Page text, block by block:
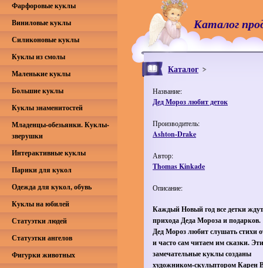
Каталог
Каталог
Название:
Дед Мороз любит деток
Производитель:
Ashton-Drake
Автор:
Thomas Kinkade
Описание:
Каждый Новый год все детки ждут
прихода Деда Мороза и подарков.
Дед Мороз любит слушать стихи
и часто сам читаем им сказки. Эти
замечательные куклы созданы
художником-скульптором Карен
Фарфоровые куклы
Виниловые куклы
Силиконовые куклы
Куклы из смолы
Маленькие куклы
Большие куклы
Куклы знаменитостей
Младенцы-обезьянки. Куклы-
зверушки
Интерактивные куклы
Парики для кукол
Одежда для кукол, обувь
Куклы на юбилей
Статуэтки людей
Статуэтки ангелов
Фигурки животных